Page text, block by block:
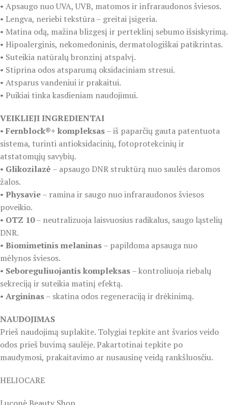
• Apsaugo nuo UVA, UVB, matomos ir infraraudonos šviesos.
• Lengva, neriebi tekstūra – greitai įsigeria.
• Matina odą, mažina blizgesį ir perteklinį sebumo išsiskyrimą.
• Hipoalerginis, nekomedoninis, dermatologiškai patikrintas.
• Suteikia natūralų bronzinį atspalvį.
• Stiprina odos atsparumą oksidaciniam stresui.
• Atsparus vandeniui ir prakaitui.
• Puikiai tinka kasdieniam naudojimui.
VEIKLIEJI INGREDIENTAI
• Fernblock®+ kompleksas– iš paparčių gauta patentuota
sistema, turinti antioksidacinių, fotoprotekcinių ir
atstatomųjų savybių.
• Glikozilazė – apsaugo DNR struktūrą nuo saulės daromos
žalos.
• Physavie– ramina ir saugo nuo infraraudonos šviesos
poveikio.
• OTZ 10– neutralizuoja laisvuosius radikalus, saugo ląstelių
DNR.
• Biomimetinis melaninas– papildoma apsauga nuo
mėlynos šviesos.
• Seboreguliuojantis kompleksas– kontroliuoja riebalų
sekreciją ir suteikia matinį efektą.
• Argininas– skatina odos regeneraciją ir drėkinimą.
NAUDOJIMAS
Prieš naudojimą suplakite. Tolygiai tepkite ant švarios veido
odos prieš buvimą saulėje. Pakartotinai tepkite po
maudymosi, prakaitavimo ar nusausinę veidą rankšluosčiu.
HELIOCARE